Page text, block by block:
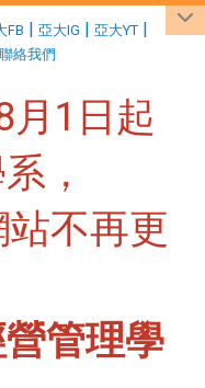
FB | 亞大IG | 亞大YT |
聯絡我們
月1日起
，
不再更
管理學